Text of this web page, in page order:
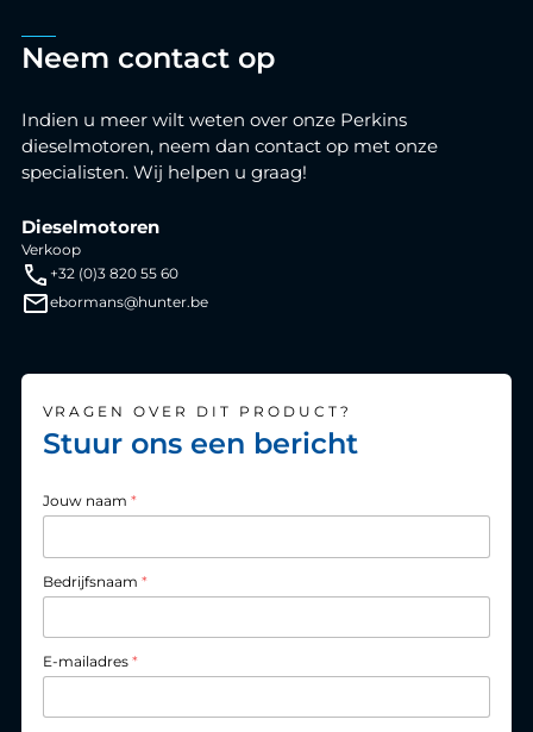
Neem contact op
Indien u meer wilt weten over onze Perkins
dieselmotoren, neem dan contact op met onze
specialisten. Wij helpen u graag!
Dieselmotoren
Verkoop
+32 (0)3 820 55 60
ebormans@hunter.be
VRAGEN OVER DIT PRODUCT?
Stuur ons een bericht
Jouw naam *
Bedrijfsnaam *
E-mailadres *